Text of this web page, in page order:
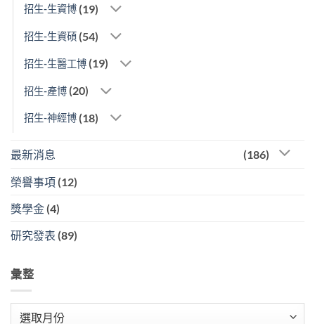
招生-生資博 (19)
招生-生資碩 (54)
招生-生醫工博 (19)
招生-產博 (20)
招生-神經博 (18)
最新消息 (186)
榮譽事項 (12)
獎學金 (4)
研究發表 (89)
彙整